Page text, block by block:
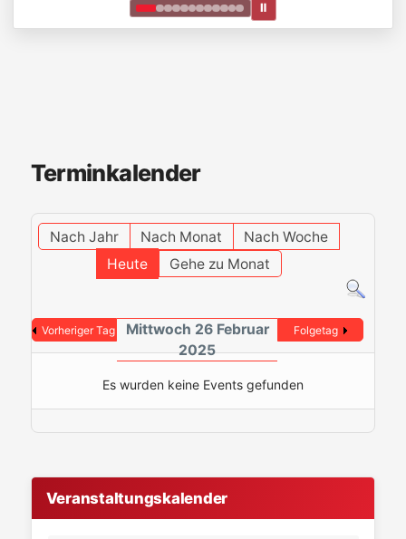
Ⅱ
Terminkalender
Nach Jahr Nach Monat
Nach Woche
Heute
Gehe zu Monat
Vorheriger Tag
Mittwoch 26 Februar
2025
Folgetag
Es wurden keine Events gefunden
Veranstaltungskalender